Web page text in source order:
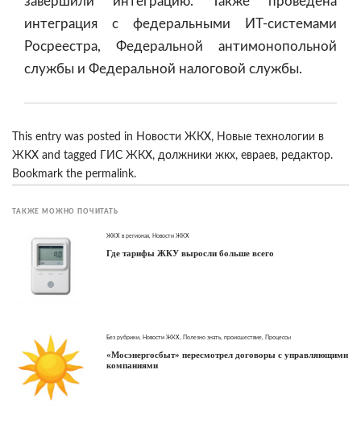
интеграция с федеральными ИТ-системами
Росреестра, Федеральной антимонопольной
службы и Федеральной налоговой службы.
This entry was posted in Новости ЖКХ, Новые технологии в
ЖКХ and tagged ГИС ЖКХ, должники жкх, евраев, редактор.
Bookmark the permalink.
ТАКЖЕ МОЖНО ПОЧИТАТЬ
ЖКХ в регионах Новости ЖКХ
Где тарифы ЖКУ выросли больше всего
Без рубрики Новости ЖКХ Полезно знать, происшествие Процессы
«Мосэнергосбыт» пересмотрел договоры с управляющими
компаниями